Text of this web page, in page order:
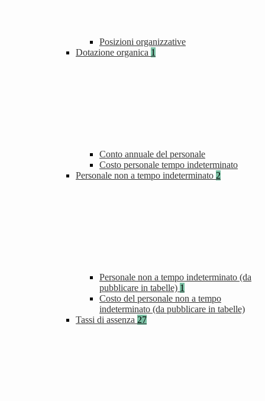
Posizioni organizzative
Dotazione organica 1
Conto annuale del personale
Costo personale tempo indeterminato
Personale non a tempo indeterminato 2
Personale non a tempo indeterminato (da
pubblicare in tabelle) 1
Costo del personale non a tempo
indeterminato (da pubblicare in tabelle)
Tassi di assenza 27